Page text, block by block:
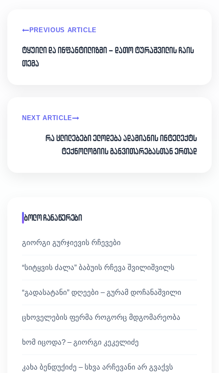
PREVIOUS ARTICLE
ტყუილი და ინფანტილიზმი – დათო ტურაშვილის ჩაის
თემა
NEXT ARTICLE
რა ცლილებები ელოდება ადამიანის ინტელექტს
ტექნოლოგიის განვითარებასთან ერთად
ბოლო ჩანაწერები
გიორგი გურჯიევის რჩევები
“სიტყვის ძალა” ბაბუის რჩევა შვილიშვილს
“გადასატანი” დღეები – გურამ დოჩანაშვილი
ცხოველების ფერმა როგორც მდგომარეობა
ხომ იცოდა? – გიორგი კეკელიძე
კახა ბენდუქიძე – სხვა არჩევანი არ გვაქვს